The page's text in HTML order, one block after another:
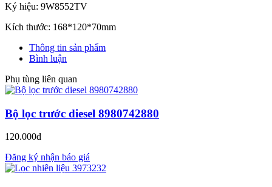
Ký hiệu: 9W8552TV
Kích thước: 168*120*70mm
Thông tin sản phẩm
Bình luận
Phụ tùng liên quan
Bộ lọc trước diesel 8980742880
120.000đ
Đăng ký nhận báo giá